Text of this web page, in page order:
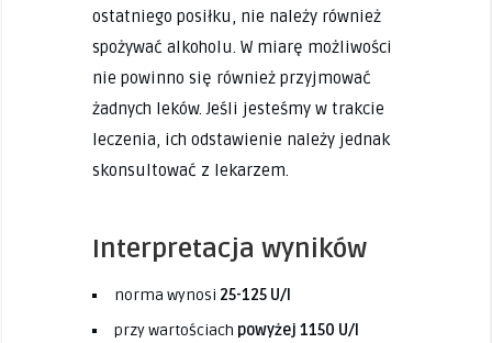
ostatniego posiłku, nie należy również
spożywać alkoholu. W miarę możliwości
nie powinno się również przyjmować
żadnych leków. Jeśli jesteśmy w trakcie
leczenia, ich odstawienie należy jednak
skonsultować z lekarzem.
Interpretacja wyników
norma wynosi 25-125 U/I
przy wartościach powyżej 1150 U/I